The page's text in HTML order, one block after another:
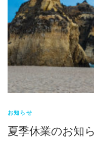
お知らせ
夏季休業のお知